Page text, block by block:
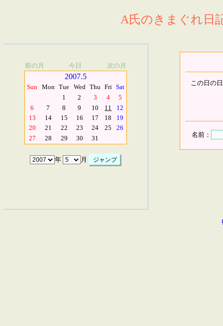
A氏のきまぐれ日
前の月 今日 次の月
2007.5
Sun Mon Tue Wed Thu Fri Sat
1
2 3 4
5
6
7 8 9 10 11
12
13
14 15 16 17 18
19
20
21 22 23 24 25
26
27
28 29 30 31
年 月
この日の
名前：